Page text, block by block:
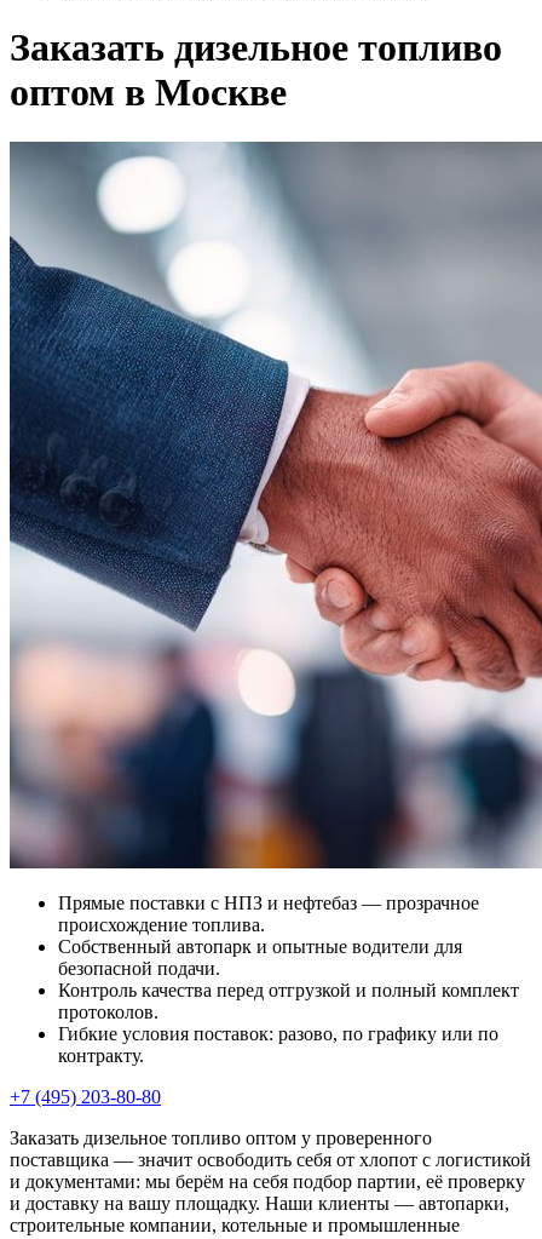
Заказать дизельное топливо
оптом в Москве
Прямые поставки с НПЗ и нефтебаз — прозрачное
происхождение топлива.
Собственный автопарк и опытные водители для
безопасной подачи.
Контроль качества перед отгрузкой и полный комплект
протоколов.
Гибкие условия поставок: разово, по графику или по
контракту.
+7 (495) 203-80-80
Заказать дизельное топливо оптом у проверенного
поставщика — значит освободить себя от хлопот с логистикой
и документами: мы берём на себя подбор партии, её проверку
и доставку на вашу площадку. Наши клиенты — автопарки,
строительные компании, котельные и промышленные